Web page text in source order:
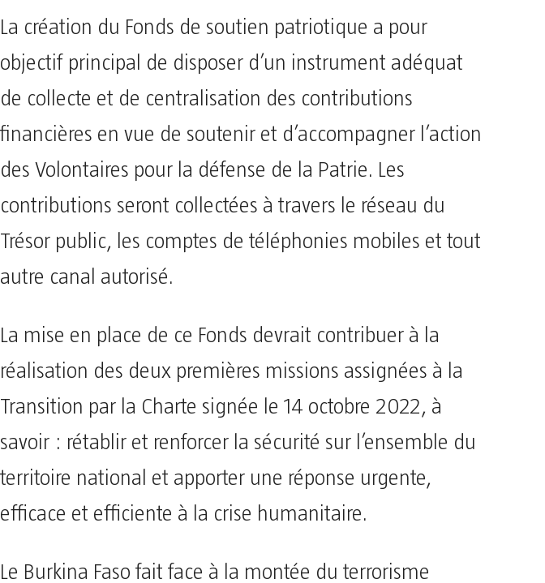
La création du Fonds de soutien patriotique a pour
objectif principal de disposer d’un instrument adéquat
de collecte et de centralisation des contributions
financières en vue de soutenir et d’accompagner l’action
des Volontaires pour la défense de la Patrie. Les
contributions seront collectées à travers le réseau du
Trésor public, les comptes de téléphonies mobiles et tout
autre canal autorisé.
La mise en place de ce Fonds devrait contribuer à la
réalisation des deux premières missions assignées à la
Transition par la Charte signée le 14 octobre 2022, à
savoir : rétablir et renforcer la sécurité sur l’ensemble du
territoire national et apporter une réponse urgente,
efficace et efficiente à la crise humanitaire.
Le Burkina Faso fait face à la montée du terrorisme